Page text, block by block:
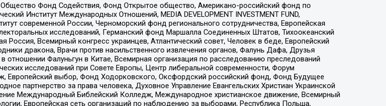
Фонд Содействия, Фонд Открытое общество, Американо-российский фонд по
Институт Международных Отношений, MEDIA DEVELOPMENT INVESTMENT FUND,
современной России, Черноморский фонд регионального сотрудничества, Европейская
исследований, Германский фонд Маршалла Соединенных Штатов, Тихоокеанский
Всемирный конгресс украинцев, Атлантический совет, Человек в беде, Европейский
дракона, Врачи против насильственного извлечения органов, Фалунь Дафа, Друзья
отношении Фалуньгун в Китае, Всемирная организация по расследованию преследований
исследований при Совете Европы, Центр либеральной современности, Форум
Европейский выбор, Фонд Ходорковского, Оксфордский российский фонд, Фонд Будущее
партнерство за права человека, Духовное Управление Евангельских Христиан Украинской
Международный Библейский Колледж, Международное христианское движение, Всемирный
Европейская сеть организаций по наблюдению за выборами, Республика Польша,